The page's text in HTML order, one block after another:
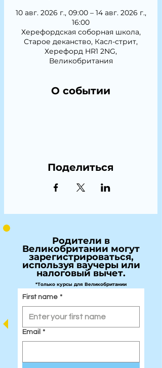
10 авг. 2026 г., 09:00 – 14 авг. 2026 г.,
16:00
Херефордская соборная школа,
Старое деканство, Касл-стрит,
Херефорд HR1 2NG,
Великобритания
О событии
Поделиться
Родители в
Великобритании могут
зарегистрироваться,
используя ваучеры или
налоговый вычет.
*Только курсы для Великобритании
First name *
Email *